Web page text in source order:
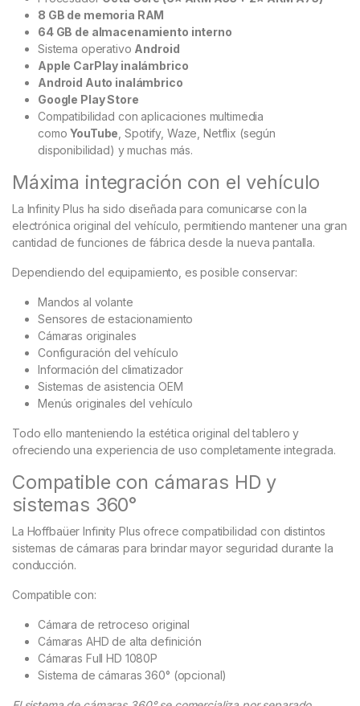
8 GB de memoria RAM
64 GB de almacenamiento interno
Sistema operativo Android
Apple CarPlay inalámbrico
Android Auto inalámbrico
Google Play Store
Compatibilidad con aplicaciones multimedia
comoYouTube , Spotify, Waze, Netflix (según
disponibilidad) y muchas más.
Máxima integración con el vehículo
La Infinity Plus ha sido diseñada para comunicarse con la
electrónica original del vehículo, permitiendo mantener una gran
cantidad de funciones de fábrica desde la nueva pantalla.
Dependiendo del equipamiento, es posible conservar:
Mandos al volante
Sensores de estacionamiento
Cámaras originales
Configuración del vehículo
Información del climatizador
Sistemas de asistencia OEM
Menús originales del vehículo
Todo ello manteniendo la estética original del tablero y
ofreciendo una experiencia de uso completamente integrada.
Compatible con cámaras HD y
sistemas 360°
La Hoffbaüer Infinity Plus ofrece compatibilidad con distintos
sistemas de cámaras para brindar mayor seguridad durante la
conducción.
Compatible con:
Cámara de retroceso original
Cámaras AHD de alta definición
Cámaras Full HD 1080P
Sistema de cámaras 360° (opcional)